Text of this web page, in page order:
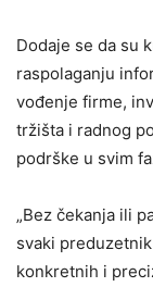
Dodaje se da su
raspolaganju
vođenje firme,
tržišta i radnog
podrške u svim
„Bez čekanja ili
svaki
konkretnih i